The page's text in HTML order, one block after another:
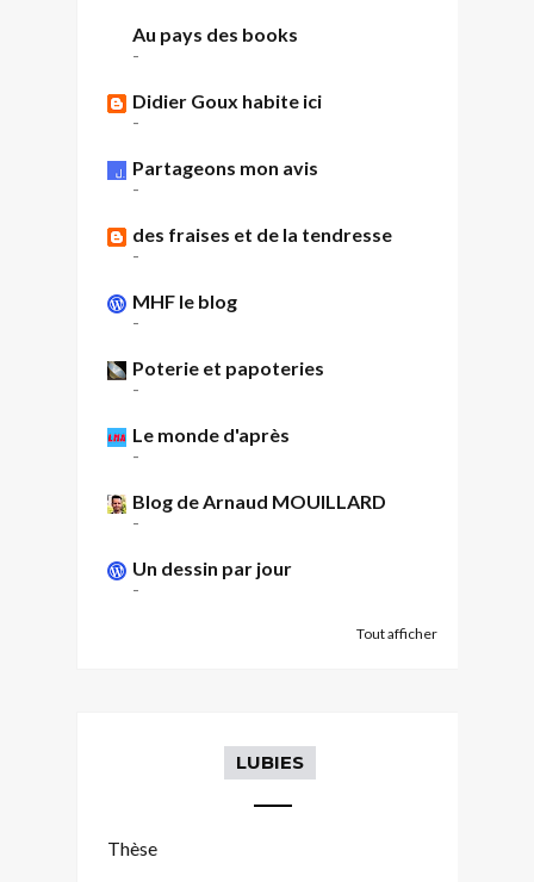
Au pays des books
-
Didier Goux habite ici
-
Partageons mon avis
-
des fraises et de la tendresse
-
MHF le blog
-
Poterie et papoteries
-
Le monde d'après
-
Blog de Arnaud MOUILLARD
-
Un dessin par jour
-
Tout afficher
LUBIES
Thèse